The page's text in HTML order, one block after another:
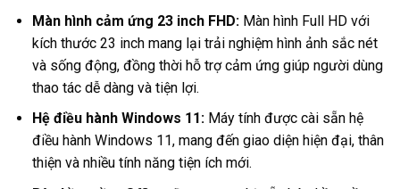
Màn hình cảm ứng 23 inch FHD:Màn hình Full HD với
kích thước 23 inch mang lại trải nghiệm hình ảnh sắc nét
và sống động, đồng thời hỗ trợ cảm ứng giúp người dùng
thao tác dễ dàng và tiện lợi.
Hệ điều hành Windows 11:Máy tính được cài sẵn hệ
điều hành Windows 11, mang đến giao diện hiện đại, thân
thiện và nhiều tính năng tiện ích mới.